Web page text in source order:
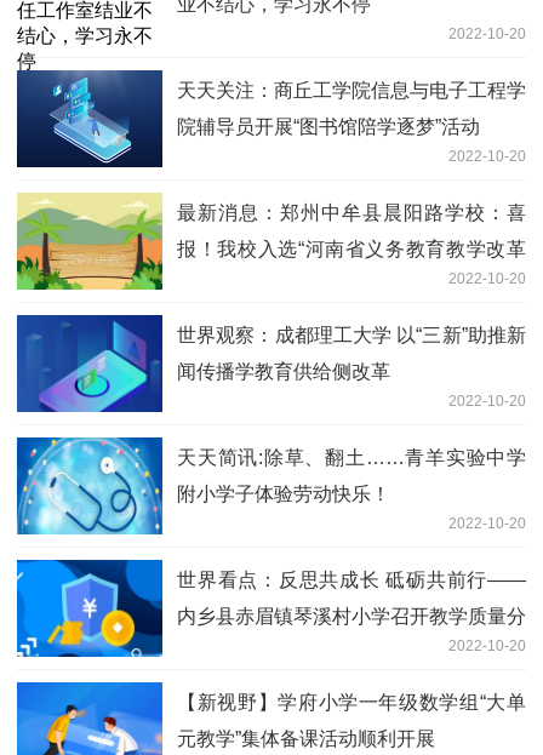
业不结心，学习永不停
2022-10-20
天天关注：商丘工学院信息与电子工程学
院辅导员开展“图书馆陪学逐梦”活动
2022-10-20
最新消息：郑州中牟县晨阳路学校：喜
报！我校入选“河南省义务教育教学改革
2022-10-20
世界观察：成都理工大学 以“三新”助推新
闻传播学教育供给侧改革
2022-10-20
天天简讯:除草、翻土……青羊实验中学
附小学子体验劳动快乐！
2022-10-20
世界看点：反思共成长 砥砺共前行——
内乡县赤眉镇琴溪村小学召开教学质量分
2022-10-20
【新视野】学府小学一年级数学组“大单
元教学”集体备课活动顺利开展